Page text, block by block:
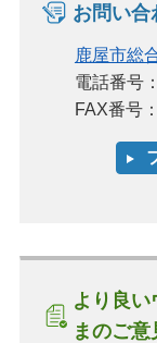
お問い合
鹿屋市総
電話番号
FAX番号
より良い
まのご